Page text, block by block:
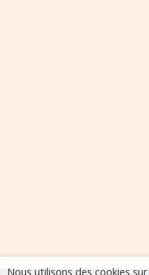
Nous utilisons des cookies